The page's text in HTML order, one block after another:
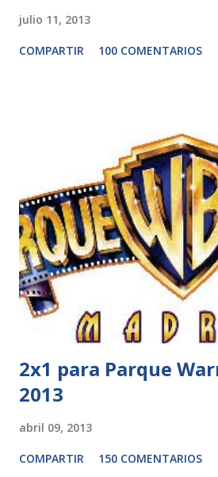
julio 11, 2013
COMPARTIR 100 COMENTARIOS
2x1 para Parque
2013
abril 09, 2013
COMPARTIR 150 COMENTARIOS